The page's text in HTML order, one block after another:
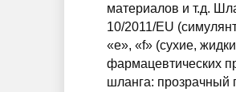
материалов и т.д.
10/2011/EU
«e», «f» (сухие,
фармацевтических
шланга: прозрачный